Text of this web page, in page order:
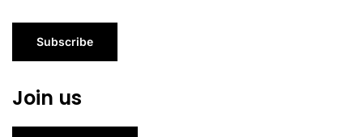
Subscribe
Join us